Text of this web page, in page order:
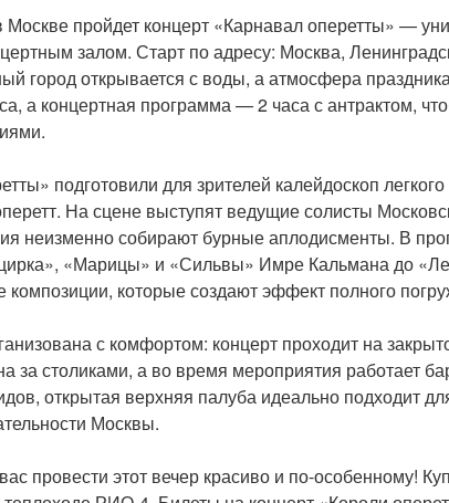
пройдет концерт «Карнавал оперетты» —
залом. Старт по адресу: Москва,
город открывается с воды, а атмосфера
а концертная программа — 2 часа с антрактом,
подготовили для зрителей калейдоскоп
На сцене выступят ведущие солисты
неизменно собирают бурные аплодисменты. В
«Марицы» и «Сильвы» Имре Кальмана до
композиции, которые создают эффект полного
с комфортом: концерт проходит на
за столиками, а во время мероприятия работает
открытая верхняя палуба идеально подходит
Москвы.
провести этот вечер красиво и по-особенному!